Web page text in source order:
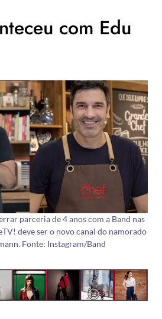
com Edu
parceria de 4 anos com a Band nas
deve ser o novo canal do namorado
Fonte: Instagram/Band